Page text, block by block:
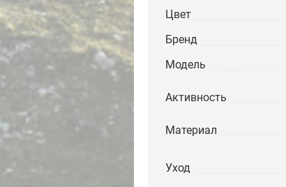
Цвет
Бренд
Модель
Активность
Материал
Уход